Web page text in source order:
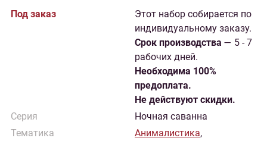
Под заказ
Этот набор собирается по
индивидуальному заказу.
Cрок производства — 5 - 7
рабочих дней.
Необходима 100%
предоплата.
Не действуют скидки.
Серия
Ночная саванна
Тематика
Анималистика,